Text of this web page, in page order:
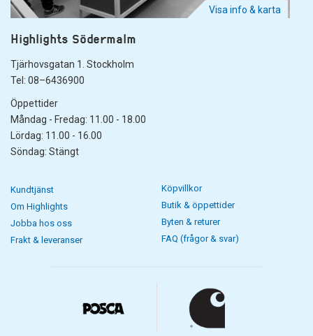
Visa info & karta
Highlights Södermalm
Tjärhovsgatan 1. Stockholm
Tel: 08–6436900
Öppettider
Måndag - Fredag: 11.00 - 18.00
Lördag: 11.00 - 16.00
Söndag: Stängt
Kundtjänst
Om Highlights
Jobba hos oss
Frakt & leveranser
Köpvillkor
Butik & öppettider
Byten & returer
FAQ (frågor & svar)